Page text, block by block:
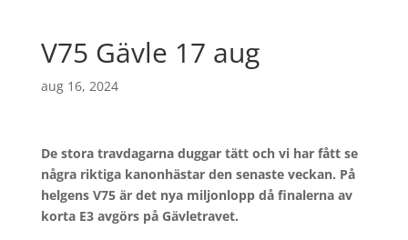
V75 Gävle 17 aug
aug 16, 2024
De stora travdagarna duggar tätt och vi har fått se
några riktiga kanonhästar den senaste veckan. På
helgens V75 är det nya miljonlopp då finalerna av
korta E3 avgörs på Gävletravet.